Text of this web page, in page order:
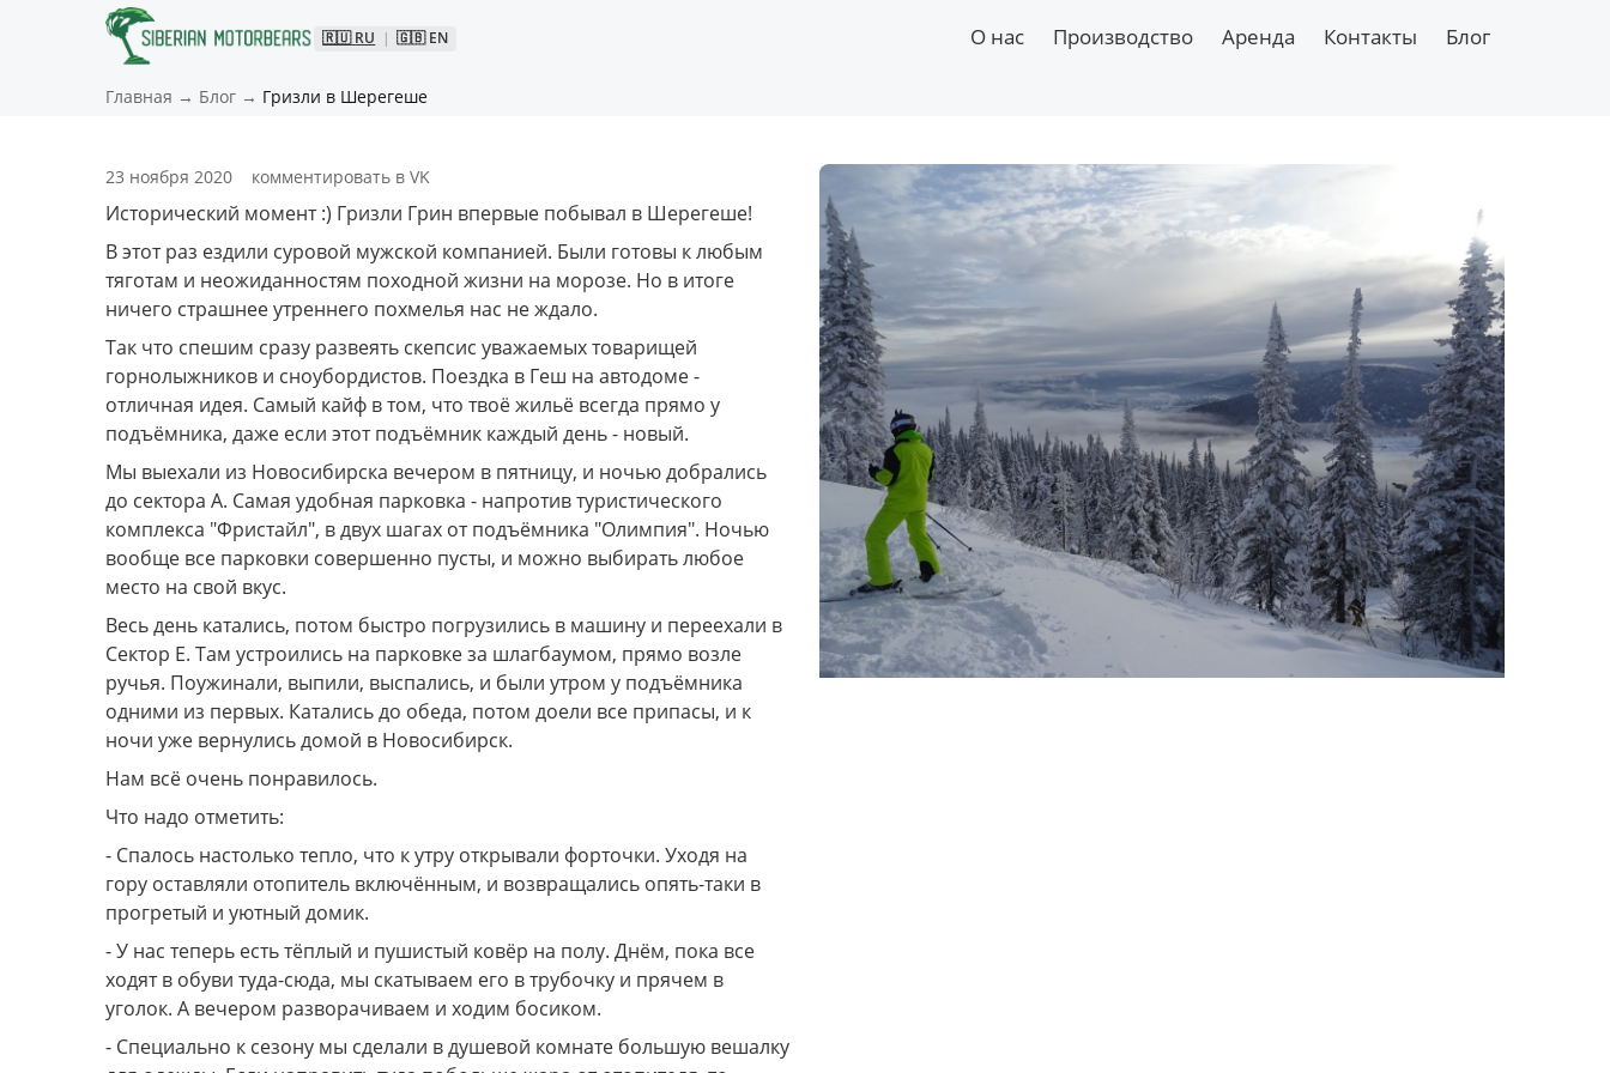
🇷🇺 RU | 🇬🇧 EN О нас Производство Аренда Контакты Блог
Главная → Блог → Гризли в Шерегеше
23 ноября 2020 комментировать в VK
Исторический момент :) Гризли Грин впервые побывал в Шерегеше!
В этот раз ездили суровой мужской компанией. Были готовы к любым
тяготам и неожиданностям походной жизни на морозе. Но в итоге
ничего страшнее утреннего похмелья нас не ждало.
Так что спешим сразу развеять скепсис уважаемых товарищей
горнолыжников и сноубордистов. Поездка в Геш на автодоме -
отличная идея. Самый кайф в том, что твоё жильё всегда прямо у
подъёмника, даже если этот подъёмник каждый день - новый.
Мы выехали из Новосибирска вечером в пятницу, и ночью добрались
до сектора А. Самая удобная парковка - напротив туристического
комплекса "Фристайл", в двух шагах от подъёмника "Олимпия". Ночью
вообще все парковки совершенно пусты, и можно выбирать любое
место на свой вкус.
Весь день катались, потом быстро погрузились в машину и переехали в
Сектор Е. Там устроились на парковке за шлагбаумом, прямо возле
ручья. Поужинали, выпили, выспались, и были утром у подъёмника
одними из первых. Катались до обеда, потом доели все припасы, и к
ночи уже вернулись домой в Новосибирск.
Нам всё очень понравилось.
Что надо отметить:
- Спалось настолько тепло, что к утру открывали форточки. Уходя на
гору оставляли отопитель включённым, и возвращались опять-таки в
прогретый и уютный домик.
- У нас теперь есть тёплый и пушистый ковёр на полу. Днём, пока все
ходят в обуви туда-сюда, мы скатываем его в трубочку и прячем в
уголок. А вечером разворачиваем и ходим босиком.
- Специально к сезону мы сделали в душевой комнате большую вешалку